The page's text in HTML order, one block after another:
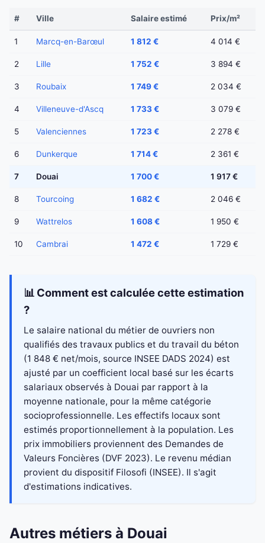
# Ville Salaire estimé Prix/m²
1 Marcq-en-Barœul 1 812 € 4 014 €
2 Lille 1 752 € 3 894 €
3 Roubaix 1 749 € 2 034 €
4 Villeneuve-d'Ascq 1 733 € 3 079 €
5 Valenciennes 1 723 € 2 278 €
6 Dunkerque 1 714 € 2 361 €
7 Douai 1 700 € 1 917 €
8 Tourcoing 1 682 € 2 046 €
9 Wattrelos 1 608 € 1 950 €
10 Cambrai 1 472 € 1 729 €
📊 Comment est calculée cette estimation
?
Le salaire national du métier de ouvriers non
qualifiés des travaux publics et du travail du béton
(1 848 € net/mois, source INSEE DADS 2024) est
ajusté par un coefficient local basé sur les écarts
salariaux observés à Douai par rapport à la
moyenne nationale, pour la même catégorie
socioprofessionnelle. Les effectifs locaux sont
estimés proportionnellement à la population. Les
prix immobiliers proviennent des Demandes de
Valeurs Foncières (DVF 2023). Le revenu médian
provient du dispositif Filosofi (INSEE). Il s'agit
d'estimations indicatives.
Autres métiers à Douai